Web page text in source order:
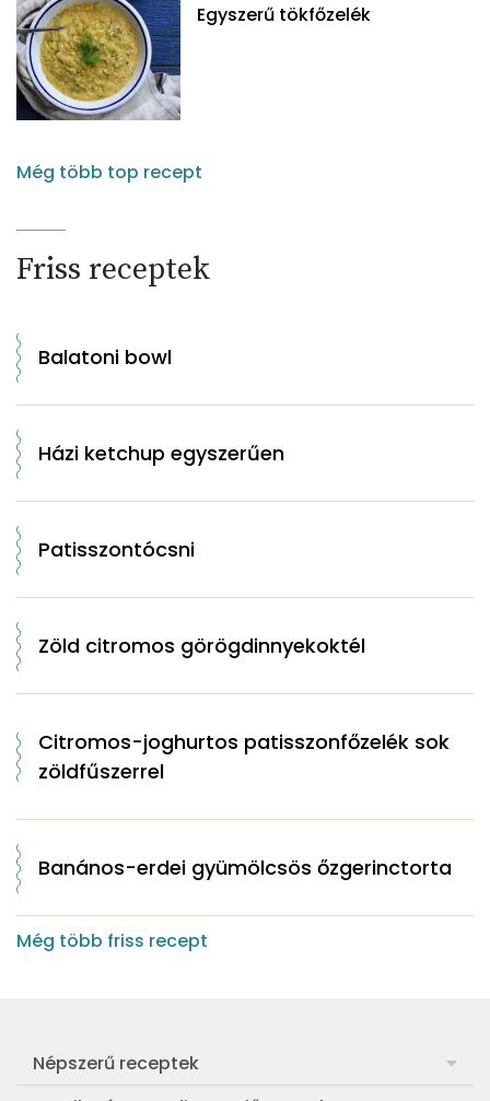
Egyszerű tökfőzelék
Még több top recept
Friss receptek
Balatoni bowl
Házi ketchup egyszerűen
Patisszontócsni
Zöld citromos görögdinnyekoktél
Citromos-joghurtos patisszonfőzelék sok
zöldfűszerrel
Banános-erdei gyümölcsös őzgerinctorta
Még több friss recept
Népszerű receptek